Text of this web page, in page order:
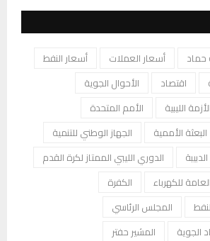
أسعار العملات
أسعار النفط
اقتصاد
الأحوال الجوية
الأزمة الليبية
الأمم المتحدة
البعثة الأممية
الجهاز الوطني للتنمية
الدبيبة
الدوري الليبي الممتاز لكرة القدم
للكهرباء
الكفرة
المجلس الرئاسي
الجوية
المشير حفتر